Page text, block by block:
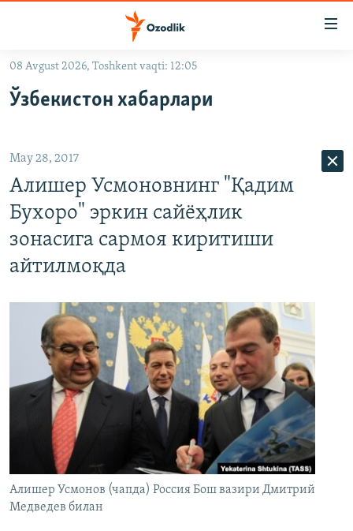
Асосий
Қидиришга
ўтинг
OZODLIK SURISHTIRUVLARI
На русском
ИЖТИМОИЙ ТАРМОҚЛАР
Озодлик бошқа тилларда
08 Avgust 2026, Toshkent vaqti: 12:05
Ўзбекистон хабарлари
May 28, 2017
Алишер Усмоновнинг "Қадим
Бухоро" эркин сайёҳлик
зонасига сармоя киритиши
айтилмоқда
Алишер Усмонов (чапда) Россия Бош вазири Дмитрий
Медведев билан